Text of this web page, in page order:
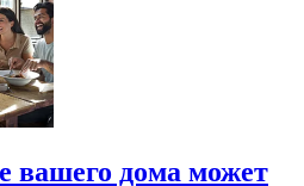
вашего дома может